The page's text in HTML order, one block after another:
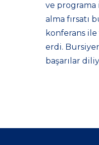
ve programa
alma fırsatı
konferans ile
erdi.
başarılar